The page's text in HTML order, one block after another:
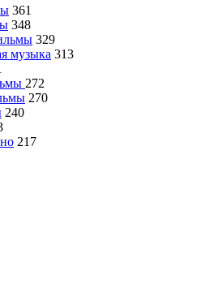
361
348
329
музыка 313
272
270
240
217